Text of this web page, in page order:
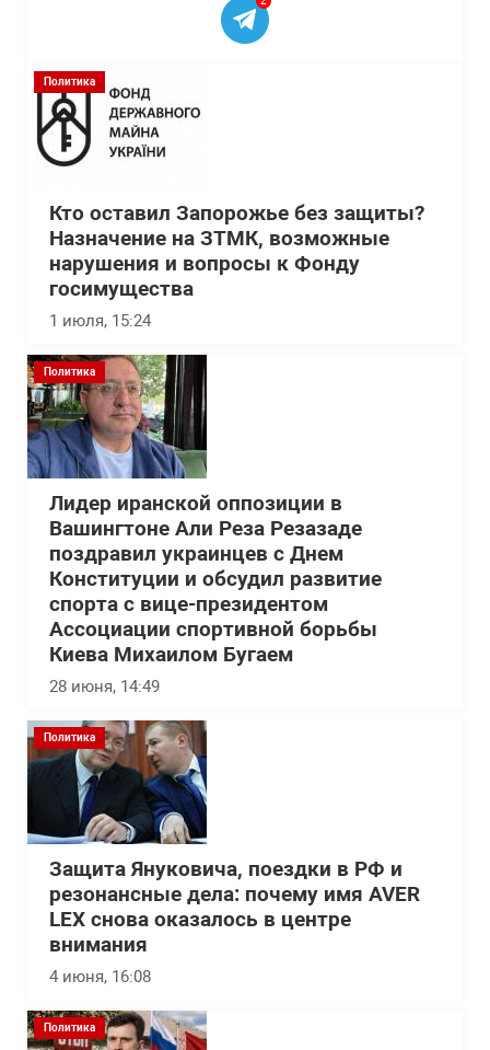
Политика
Кто оставил Запорожье без защиты?
Назначение на ЗТМК, возможные
нарушения и вопросы к Фонду
госимущества
1 июля, 15:24
Политика
Лидер иранской оппозиции в
Вашингтоне Али Реза Резазаде
поздравил украинцев с Днем
Конституции и обсудил развитие
спорта с вице-президентом
Ассоциации спортивной борьбы
Киева Михаилом Бугаем
28 июня, 14:49
Политика
Защита Януковича, поездки в РФ и
резонансные дела: почему имя AVER
LEX снова оказалось в центре
внимания
4 июня, 16:08
Политика